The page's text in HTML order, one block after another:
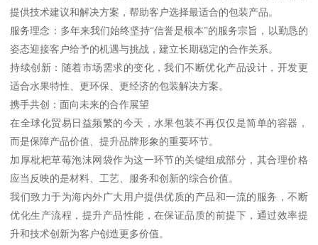
提供技术建议和解决方案，帮助客户选择最适合的包装产品。
服务理念：多年来我们始终坚持“信誉是根本”的服务宗旨，以勤恳的
姿态迎接客户给予的机遇与挑战，建立长期稳定的合作关系。
持续创新：随着市场需求的变化，我们不断优化产品设计，开发更
适合水果特性、更环保、更经济的包装解决方案。
携手共创：面向未来的合作展望
在全球化贸易日益频繁的今天，水果包装不再仅仅是简单的容器，
而是保障产品价值、提升品牌形象的重要环节。
加厚枇杷草莓泡沫网袋作为这一环节的关键组成部分，其合理价格
应当反映的是材料、工艺、服务和创新的综合价值。
我们致力于为海内外广大用户提供优质的产品和一流的服务，不断
优化生产流程，提升产品性能，在保证品质的前提下，通过效率提
升和技术创新为客户创造更多价值。